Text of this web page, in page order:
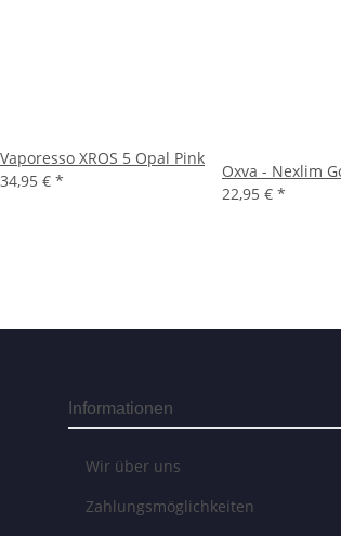
Vaporesso XROS 5 Opal Pink
34,95 € *
Oxva - Nexlim
22,95 € *
Informationen
Wir über uns
Zahlungsmöglichkeiten